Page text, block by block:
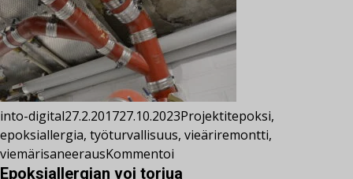
into-digital27.2.201727.10.2023Projektitepoksi,
epoksiallergia, työturvallisuus, vieäriremontti,
viemärisaneerausKommentoi
Epoksiallergian voi torjua